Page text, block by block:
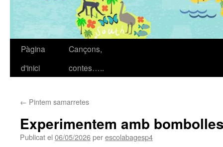
Vés
Pàgina
d'inici
Cançons,
contes…..
← Pintem samarretes
Experimentem amb
Publicat el 06/05/2026perescolabagesp4